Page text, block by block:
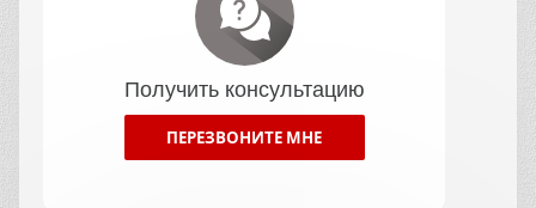
Получить консультацию
ПЕРЕЗВОНИТЕ МНЕ